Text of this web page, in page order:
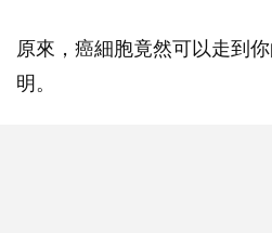
原來，癌細胞竟然可以走到
明。